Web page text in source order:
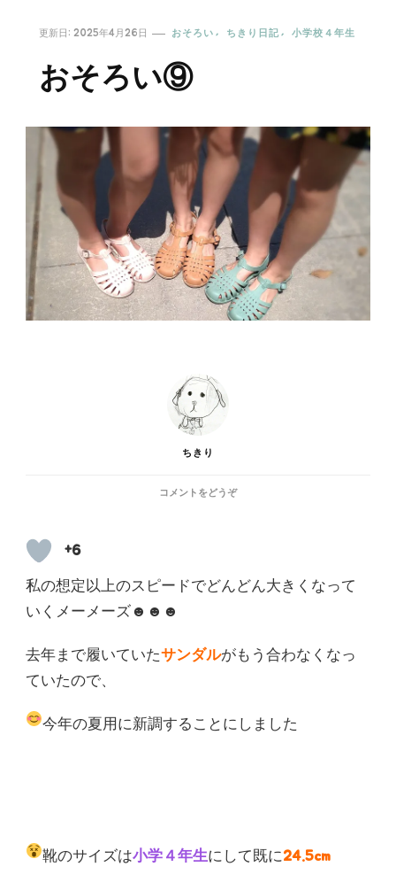
更新日: 2025年4月26日 おそろい ちきり日記 小学校４年生
おそろい⑨
ちきり
コメントをどうぞ(お
+6
私の想定以上のスピードでどんどん大きくなって
いくメーメーズ☻☻☻
去年まで履いていたサンダルがもう合わなくなっ
ていたので、
今年の夏用に新調することにしました
靴のサイズは小学４年生にして既に24.5cm